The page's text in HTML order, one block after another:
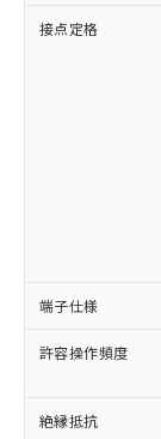
接点定格
端子仕様
許容操作頻度
絶縁抵抗
ご
以下
ご利用
(
対応
有に対
対応予
非含
調査
非含
非該
害物
仕入
いたも
むを得
ミウム
※1
「○」
基準
「×」
基準値
「－
い合わ
*中国
Pb(鉛)